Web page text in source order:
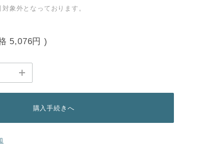
象外となっております。
5,076円 )
購入手続きへ